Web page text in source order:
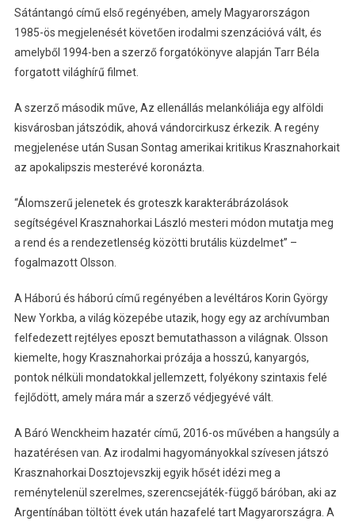
Sátántangó című első regényében, amely Magyarországon
1985-ös megjelenését követően irodalmi szenzációvá vált, és
amelyből 1994-ben a szerző forgatókönyve alapján Tarr Béla
forgatott világhírű filmet.
A szerző második műve, Az ellenállás melankóliája egy alföldi
kisvárosban játszódik, ahová vándorcirkusz érkezik. A regény
megjelenése után Susan Sontag amerikai kritikus Krasznahorkait
az apokalipszis mesterévé koronázta.
“Álomszerű jelenetek és groteszk karakterábrázolások
segítségével Krasznahorkai László mesteri módon mutatja meg
a rend és a rendezetlenség közötti brutális küzdelmet” –
fogalmazott Olsson.
A Háború és háború című regényében a levéltáros Korin György
New Yorkba, a világ közepébe utazik, hogy egy az archívumban
felfedezett rejtélyes eposzt bemutathasson a világnak. Olsson
kiemelte, hogy Krasznahorkai prózája a hosszú, kanyargós,
pontok nélküli mondatokkal jellemzett, folyékony szintaxis felé
fejlődött, amely mára már a szerző védjegyévé vált.
A Báró Wenckheim hazatér című, 2016-os művében a hangsúly a
hazatérésen van. Az irodalmi hagyományokkal szívesen játszó
Krasznahorkai Dosztojevszkij egyik hősét idézi meg a
reménytelenül szerelmes, szerencsejáték-függő báróban, aki az
Argentínában töltött évek után hazafelé tart Magyarországra. A